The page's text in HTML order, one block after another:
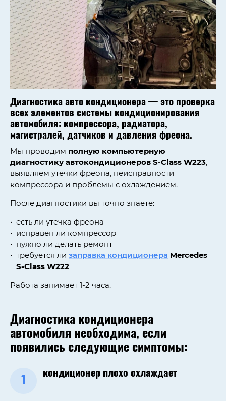
Диагностика авто кондиционера — это проверка
всех элементов системы кондиционирования
автомобиля: компрессора, радиатора,
магистралей, датчиков и давления фреона.
Мы проводим полную компьютерную
диагностику автокондиционеров S-Class W223,
выявляем утечки фреона, неисправности
компрессора и проблемы с охлаждением.
После диагностики вы точно знаете:
есть ли утечка фреона
исправен ли компрессор
нужно ли делать ремонт
требуется ли заправка кондиционера Mercedes
S-Class W222
Работа занимает 1-2 часа.
Диагностика кондиционера
автомобиля необходима, если
появились следующие симптомы:
1
кондиционер плохо охлаждает